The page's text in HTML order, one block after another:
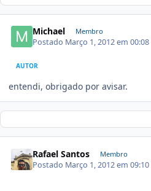
Michael Membro
Postado Março 1, 2012 em 00:08
AUTOR
entendi, obrigado por avisar.
Rafael Santos Membro
Postado Março 1, 2012 em 09:10